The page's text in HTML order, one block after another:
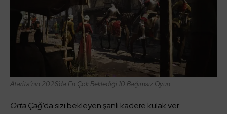
Atarita’nın 2026’da En Çok Beklediği 10 Bağımsız Oyun
Orta Çağ‘da sizi bekleyen şanlı kadere kulak ver: